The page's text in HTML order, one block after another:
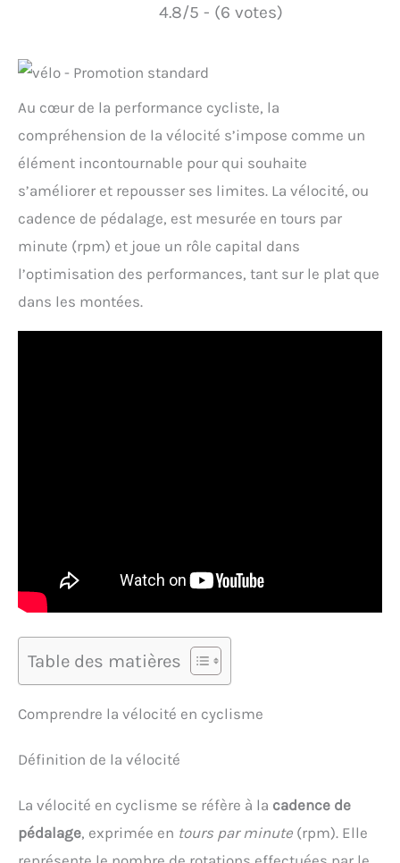
4.8/5 - (6 votes)
Au cœur de la performance cycliste, la
compréhension de la vélocité s’impose comme un
élément incontournable pour qui souhaite
s’améliorer et repousser ses limites. La vélocité, ou
cadence de pédalage, est mesurée en tours par
minute (rpm) et joue un rôle capital dans
l’optimisation des performances, tant sur le plat que
dans les montées.
Table des matières
Comprendre la vélocité en cyclisme
Définition de la vélocité
La vélocité en cyclisme se réfère à la cadence de
pédalage, exprimée en tours par minute (rpm). Elle